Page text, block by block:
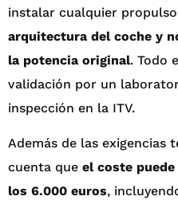
instalar cualquier
arquitectura del coche y
la potencia original. Todo
validación por un
inspección en la ITV.
Además de las exigencias
cuenta que el coste
los 6.000 euros,